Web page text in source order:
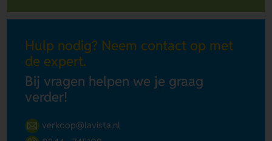
Hulp nodig? Neem contact op met
de expert.
Bij vragen helpen we je graag
verder!
verkoop@lavista.nl